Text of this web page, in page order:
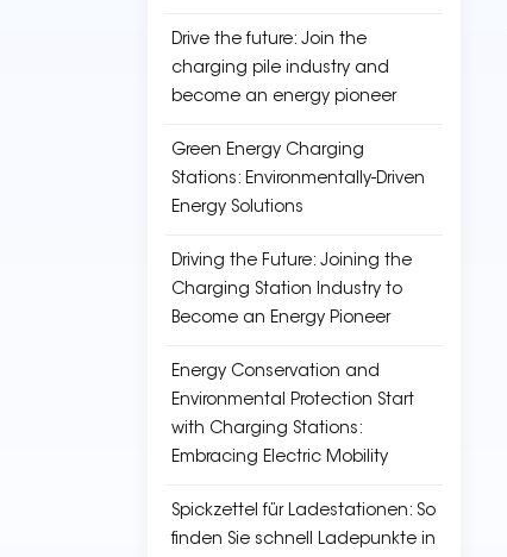
Drive the future: Join the
charging pile industry and
become an energy pioneer
Green Energy Charging
Stations: Environmentally-Driven
Energy Solutions
Driving the Future: Joining the
Charging Station Industry to
Become an Energy Pioneer
Energy Conservation and
Environmental Protection Start
with Charging Stations:
Embracing Electric Mobility
Spickzettel für Ladestationen: So
finden Sie schnell Ladepunkte in